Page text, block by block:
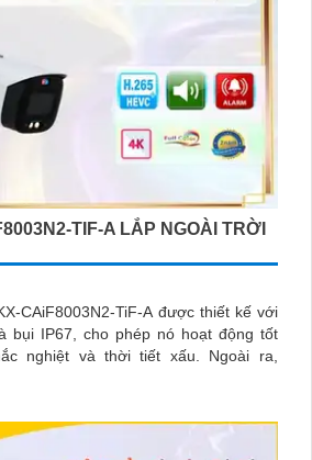
TIF-A LẮP NGOÀI TRỜI
CAiF8003N2-TiF-A được thiết kế với
bụi IP67, cho phép nó hoạt động tốt
và thời tiết xấu. Ngoài ra,